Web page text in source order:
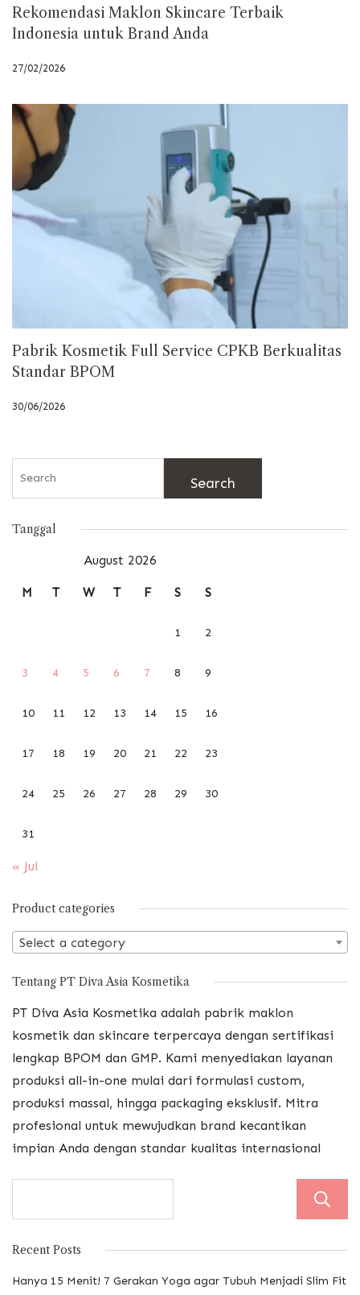
Rekomendasi Maklon Skincare Terbaik
Indonesia untuk Brand Anda
27/02/2026
Pabrik Kosmetik Full Service CPKB Berkualitas
Standar BPOM
30/06/2026
Tanggal
August 2026
M T W T F S S
1 2
3 4 5 6 7 8 9
10 11 12 13 14 15 16
17 18 19 20 21 22 23
24 25 26 27 28 29 30
31
« Jul
Product categories
Select a category
Tentang PT Diva Asia Kosmetika
PT Diva Asia Kosmetika adalah pabrik maklon
kosmetik dan skincare terpercaya dengan sertifikasi
lengkap BPOM dan GMP. Kami menyediakan layanan
produksi all-in-one mulai dari formulasi custom,
produksi massal, hingga packaging eksklusif. Mitra
profesional untuk mewujudkan brand kecantikan
impian Anda dengan standar kualitas internasional
Recent Posts
Hanya 15 Menit! 7 Gerakan Yoga agar Tubuh Menjadi Slim Fit